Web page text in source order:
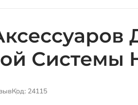
Системы
Код: 24115